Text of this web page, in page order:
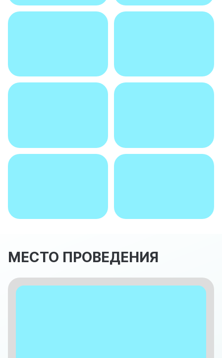
МЕСТО ПРОВЕДЕНИЯ